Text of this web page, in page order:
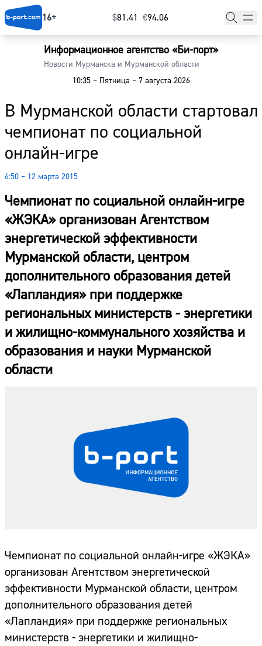
16+ $⁠81.41 €⁠94.06
Информационное агентство «Би-порт»
Новости Мурманска и Мурманской области
10:35 –Пятница –7 августа 2026
В Мурманской области стартовал
чемпионат по социальной
онлайн-игре
6:50 – 12 марта 2015
Чемпионат по социальной онлайн-игре
«ЖЭКА» организован Агентством
энергетической эффективности
Мурманской области, центром
дополнительного образования детей
«Лапландия» при поддержке
региональных министерств - энергетики
и жилищно-коммунального хозяйства и
образования и науки Мурманской
области
Чемпионат по социальной онлайн-игре «ЖЭКА»
организован Агентством энергетической
эффективности Мурманской области, центром
дополнительного образования детей
«Лапландия» при поддержке региональных
министерств - энергетики и жилищно-
Главная
Наши гости
Фоторепортажи
Погода
Курсы валют